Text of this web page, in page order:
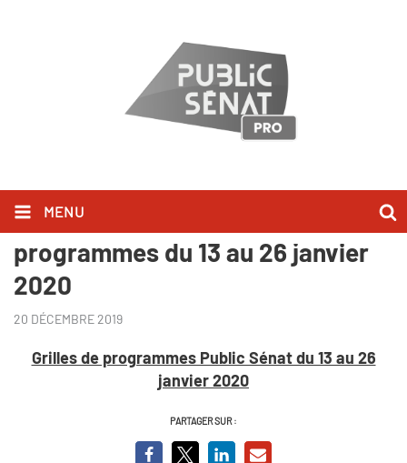
MENU
Public Sénat | Grilles de
programmes du 13 au 26 janvier
2020
20 DÉCEMBRE 2019
Grilles de programmes Public Sénat du 13 au 26
janvier 2020
PARTAGER SUR :